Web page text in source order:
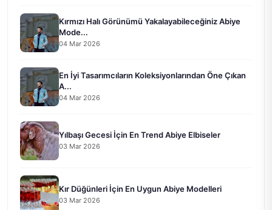
Kırmızı Halı Görünümü Yakalayabileceğiniz Abiye
Mode...
04 Mar 2026
En İyi Tasarımcıların Koleksiyonlarından Öne Çıkan
A...
04 Mar 2026
Yılbaşı Gecesi İçin En Trend Abiye Elbiseler
03 Mar 2026
Kır Düğünleri İçin En Uygun Abiye Modelleri
03 Mar 2026